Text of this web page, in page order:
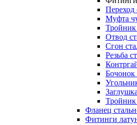
Переход
Муфта
Отвод
Сгон
Резьба
Бочонок
Тройник
Фланец
Фитинги